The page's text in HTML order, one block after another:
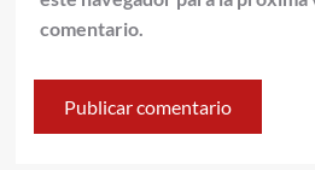
comentario.